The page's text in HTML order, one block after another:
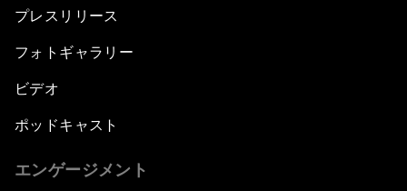
プレスリリース
フォトギャラリー
ビデオ
ポッドキャスト
エンゲージメント